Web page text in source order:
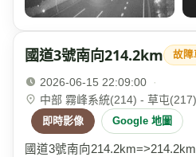
國道3號南向214.2km 故障
2026-06-15 22:09:00
·
中部 霧峰系統(214) - 草屯(217)
即時影像 Google 地圖
國道3號南向